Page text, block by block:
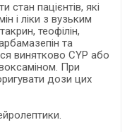
пацієнтів, які
і ліки з вузьким
теофілін,
та
винятково CYP або
При
дози цих